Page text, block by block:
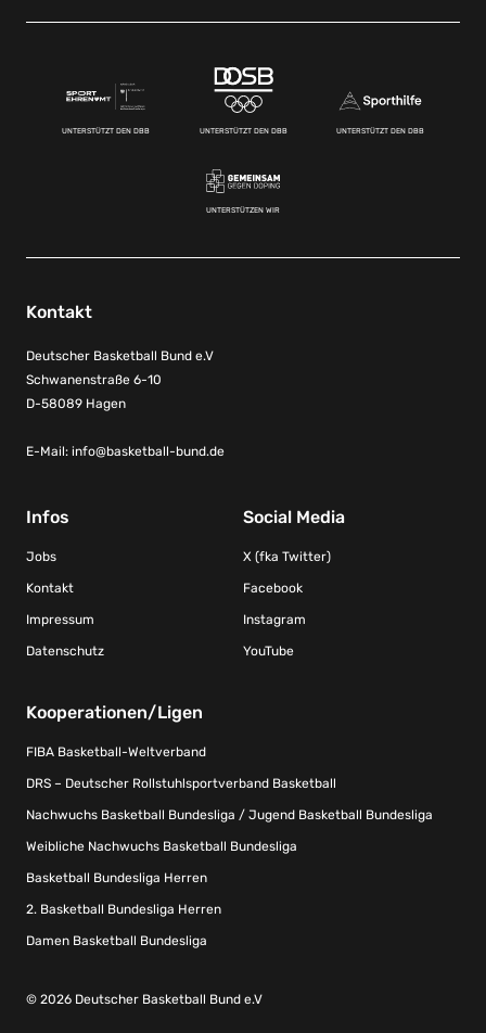
UNTERSTÜTZT DEN DBB UNTERSTÜTZT DEN DBB UNTERSTÜTZT DEN DBB
UNTERSTÜTZEN WIR
Kontakt
Deutscher Basketball Bund e.V
Schwanenstraße 6-10
D-58089 Hagen
E-Mail: info@basketball-bund.de
Infos
Jobs
Kontakt
Impressum
Datenschutz
Social Media
X (fka Twitter)
Facebook
Instagram
YouTube
Kooperationen/Ligen
FIBA Basketball-Weltverband
DRS – Deutscher Rollstuhlsportverband Basketball
Nachwuchs Basketball Bundesliga / Jugend Basketball Bundesliga
Weibliche Nachwuchs Basketball Bundesliga
Basketball Bundesliga Herren
2. Basketball Bundesliga Herren
Damen Basketball Bundesliga
© 2026 Deutscher Basketball Bund e.V